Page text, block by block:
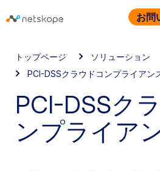
お問
トップページ
ソリューション
PCI-DSSクラウドコンプライアン
PCI-DSSク
ンプライア